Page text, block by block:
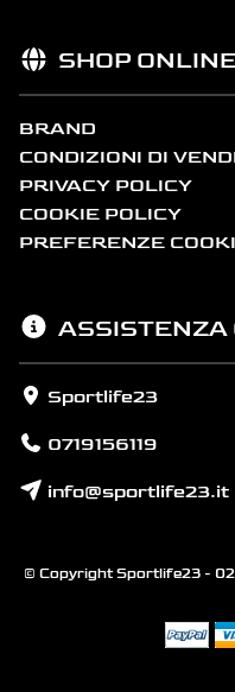
SHOP
BRAND
CONDIZIONI DI
PRIVACY POLICY
COOKIE POLICY
PREFERENZE
ASSISTENZA
Sportlife23
0719156119
info@sportlife23.it
© Copyright Sportlife23 -